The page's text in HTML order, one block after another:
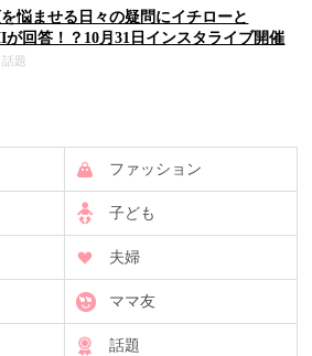
悩ませる日々の疑問にイチローと
回答！？10月31日インスタライブ開催
話題
ファッション
子ども
夫婦
ママ友
話題